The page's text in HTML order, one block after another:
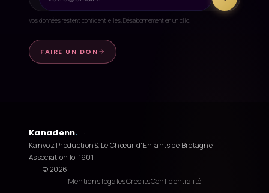
Vos données restent confidentielles. Désabonnement en un clic.
FAIRE UN DON
Kanadenn.
·
Kanvoz Production & Le Chœur d'Enfants de Bretagne ·
Association loi 1901
·
© 2026
Mentions légalesCréditsConfidentialité